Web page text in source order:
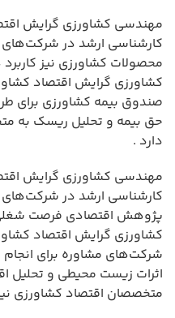
مهندسی کشاورزی گرایش
کارشناسی ارشد در
محصولات کشاورزی نیز کاربرد
کشاورزی گرایش اقتصاد
صندوق بیمه کشاورزی برای
حق بیمه و تحلیل ریسک به
دارد .
مهندسی کشاورزی گرایش
کارشناسی ارشد در
پژوهش اقتصادی فرصت شغلی
کشاورزی گرایش اقتصاد
شرکت‌های مشاوره برای انجام
اثرات زیست محیطی و تحلیل
متخصصان اقتصاد کشاورزی